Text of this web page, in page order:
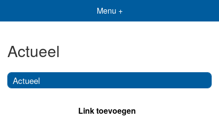
Menu +
Actueel
Actueel
Link toevoegen